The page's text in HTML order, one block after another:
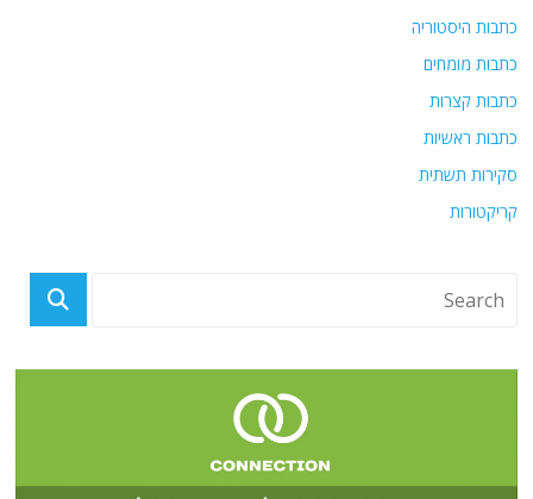
כתבות היסטוריה
כתבות מומחים
כתבות קצרות
כתבות ראשיות
סקירות תשתית
קריקטורות